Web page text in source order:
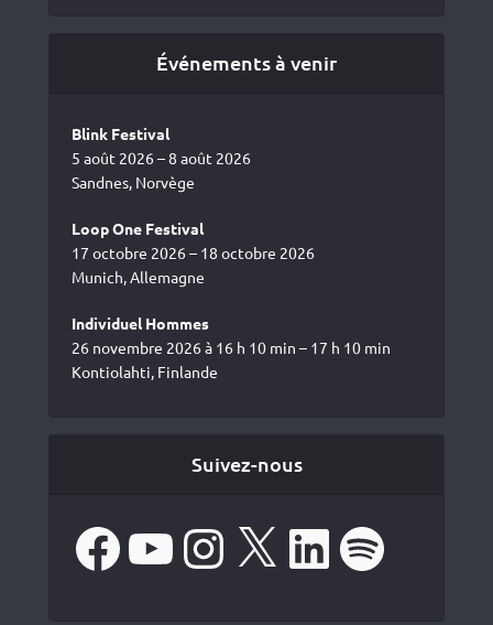
Événements à venir
Blink Festival
5 août 2026 – 8 août 2026
Sandnes, Norvège
Loop One Festival
17 octobre 2026 – 18 octobre 2026
Munich, Allemagne
Individuel Hommes
26 novembre 2026 à 16 h 10 min – 17 h 10 min
Kontiolahti, Finlande
Suivez-nous
FacebookYouTube Instagram LinkedIn Spotify